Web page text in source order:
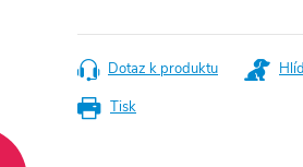
cena:
Tisk
Dotaz k produktu